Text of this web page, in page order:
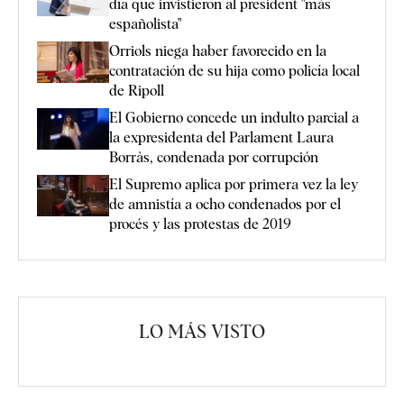
día que invistieron al president "más
españolista"
Orriols niega haber favorecido en la
contratación de su hija como policía local
de Ripoll
El Gobierno concede un indulto parcial a
la expresidenta del Parlament Laura
Borràs, condenada por corrupción
El Supremo aplica por primera vez la ley
de amnistía a ocho condenados por el
procés y las protestas de 2019
LO MÁS VISTO